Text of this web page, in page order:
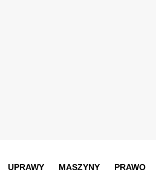
UPRAWY MASZYNY PRAWO